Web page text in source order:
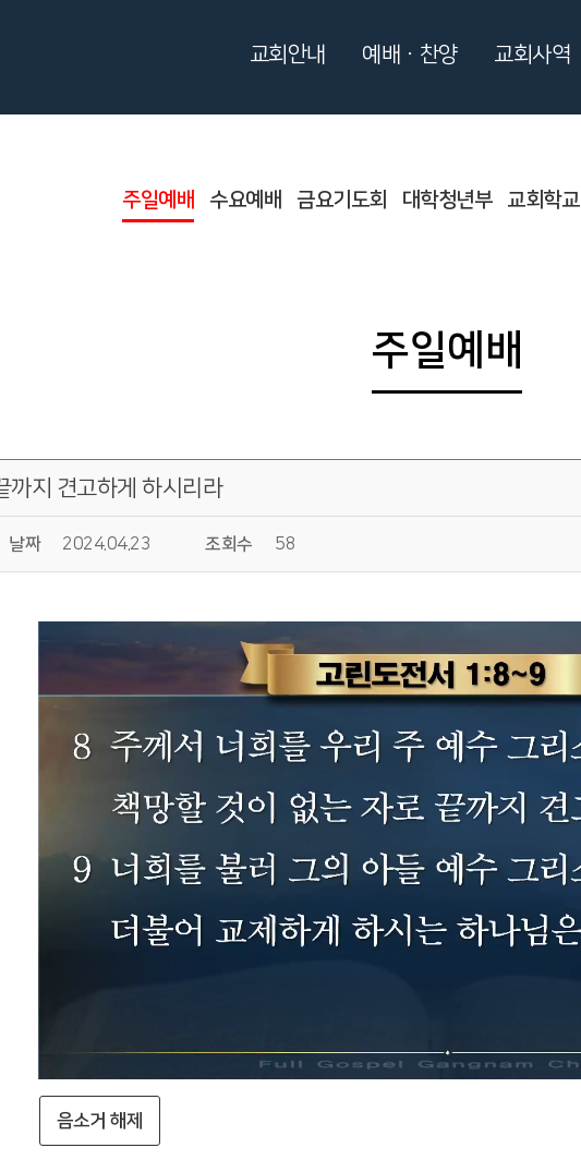
주일예배 수요예배 금요기도회 대학청년부 교회학교
주일예배
까지 견고하게 하시리라
날짜 2024.04.23 조회수 58
음소거 해제
교회안내 예배ㆍ찬양 교회사역